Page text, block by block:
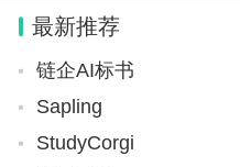
最新推荐
链企AI标书
Sapling
StudyCorgi